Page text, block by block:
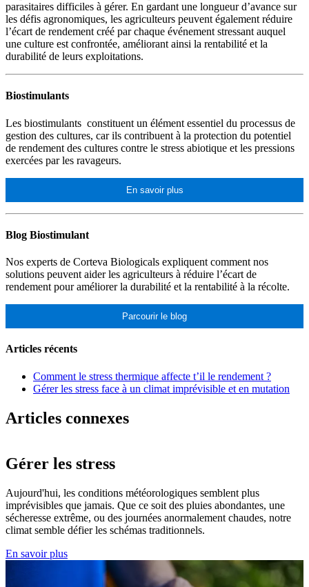
parasitaires difficiles à gérer. En gardant une longueur d’avance sur
les défis agronomiques, les agriculteurs peuvent également réduire
l’écart de rendement créé par chaque événement stressant auquel
une culture est confrontée, améliorant ainsi la rentabilité et la
durabilité de leurs exploitations.
Biostimulants
Les biostimulants constituent un élément essentiel du processus de
gestion des cultures, car ils contribuent à la protection du potentiel
de rendement des cultures contre le stress abiotique et les pressions
exercées par les ravageurs.
En savoir plus
Blog Biostimulant
Nos experts de Corteva Biologicals expliquent comment nos
solutions peuvent aider les agriculteurs à réduire l’écart de
rendement pour améliorer la durabilité et la rentabilité à la récolte.
Parcourir le blog
Articles récents
Comment le stress thermique affecte t’il le rendement ?
Gérer les stress face à un climat imprévisible et en mutation
Articles connexes
Gérer les stress
Aujourd'hui, les conditions météorologiques semblent plus
imprévisibles que jamais. Que ce soit des pluies abondantes, une
sécheresse extrême, ou des journées anormalement chaudes, notre
climat semble défier les schémas traditionnels.
En savoir plus